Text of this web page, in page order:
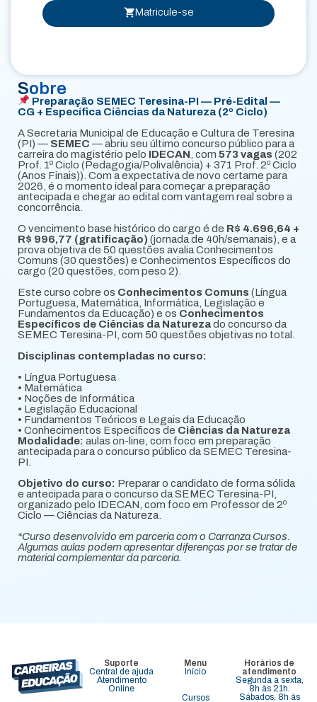
Sobre
Preparação SEMEC Teresina-PI — Pré-Edital —
CG + Específica Ciências da Natureza (2º Ciclo)
A Secretaria Municipal de Educação e Cultura de Teresina
(PI) — SEMEC — abriu seu último concurso público para a
carreira do magistério pelo IDECAN , com 573 vagas (202
Prof. 1º Ciclo (Pedagogia/Polivalência) + 371 Prof. 2º Ciclo
(Anos Finais)). Com a expectativa de novo certame para
2026, é o momento ideal para começar a preparação
antecipada e chegar ao edital com vantagem real sobre a
concorrência.
O vencimento base histórico do cargo é de R$ 4.696,64 +
R$ 996,77 (gratificação) (jornada de 40h/semanais), e a
prova objetiva de 50 questões avalia Conhecimentos
Comuns (30 questões) e Conhecimentos Específicos do
cargo (20 questões, com peso 2).
Este curso cobre os Conhecimentos Comuns (Língua
Portuguesa, Matemática, Informática, Legislação e
Fundamentos da Educação) e os Conhecimentos
Específicos de Ciências da Naturezado concurso da
SEMEC Teresina-PI, com 50 questões objetivas no total.
Disciplinas contempladas no curso:
• Língua Portuguesa
• Matemática
• Noções de Informática
• Legislação Educacional
• Fundamentos Teóricos e Legais da Educação
• Conhecimentos Específicos de Ciências da Natureza
Modalidade: aulas on-line, com foco em preparação
antecipada para o concurso público da SEMEC Teresina-
PI.
Objetivo do curso: Preparar o candidato de forma sólida
e antecipada para o concurso da SEMEC Teresina-PI,
organizado pelo IDECAN, com foco em Professor de 2º
Ciclo — Ciências da Natureza.
*Curso desenvolvido em parceria com o Carranza Cursos.
Algumas aulas podem apresentar diferenças por se tratar de
material complementar da parceria.
Matricule-se
Suporte
Central de ajuda
Atendimento
Online
Menu
Início
Cursos
Horários de
atendimento
Segunda a sexta,
8h às 21h.
Sábados, 8h às